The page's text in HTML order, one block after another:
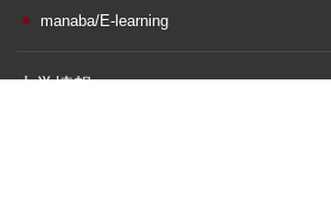
manaba/E-learning
大学情報